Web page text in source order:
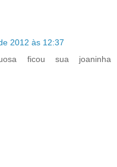
2012 às 12:37
ficou sua joaninha